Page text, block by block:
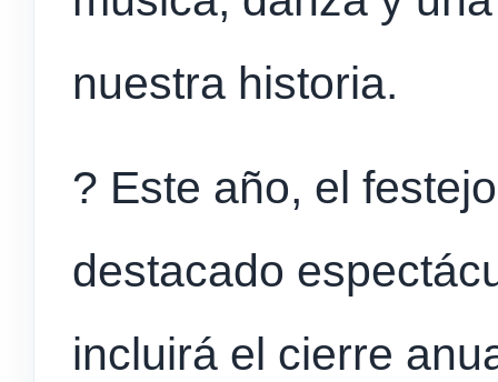
nuestra historia.
? Este año, el
destacado
incluirá el cierre